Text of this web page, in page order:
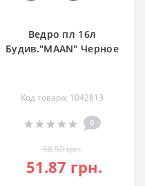
Ведро пл 16л
Будив."МААN" Черное
Код товара: 1042813
0
58.50 грн.
51.87 грн.